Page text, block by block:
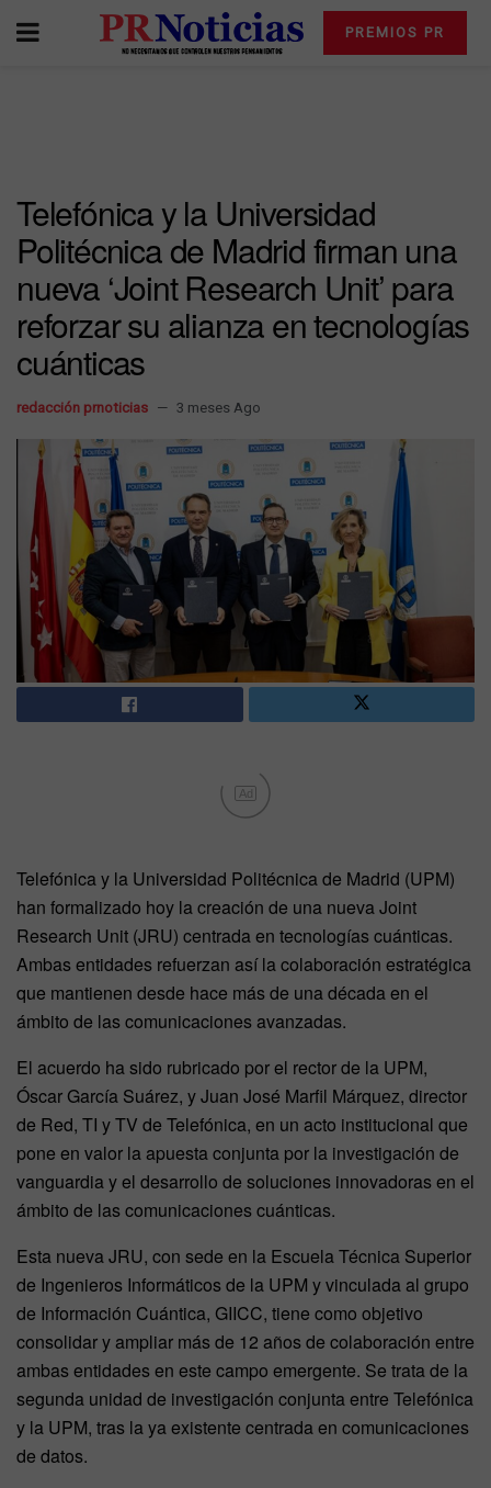
PREMIOS PR
Telefónica y la Universidad
Politécnica de Madrid firman una
nueva ‘Joint Research Unit’ para
reforzar su alianza en tecnologías
cuánticas
redacción prnoticias 3 meses Ago
Ad
Telefónica y la Universidad Politécnica de Madrid (UPM)
han formalizado hoy la creación de una nueva Joint
Research Unit (JRU) centrada en tecnologías cuánticas.
Ambas entidades refuerzan así la colaboración estratégica
que mantienen desde hace más de una década en el
ámbito de las comunicaciones avanzadas.
El acuerdo ha sido rubricado por el rector de la UPM,
Óscar García Suárez, y Juan José Marfil Márquez, director
de Red, TI y TV de Telefónica, en un acto institucional que
pone en valor la apuesta conjunta por la investigación de
vanguardia y el desarrollo de soluciones innovadoras en el
ámbito de las comunicaciones cuánticas.
Esta nueva JRU, con sede en la Escuela Técnica Superior
de Ingenieros Informáticos de la UPM y vinculada al grupo
de Información Cuántica, GIICC, tiene como objetivo
consolidar y ampliar más de 12 años de colaboración entre
ambas entidades en este campo emergente. Se trata de la
segunda unidad de investigación conjunta entre Telefónica
y la UPM, tras la ya existente centrada en comunicaciones
de datos.